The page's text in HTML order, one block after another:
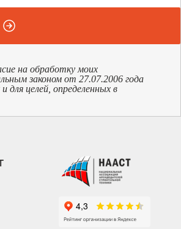
на обработку моих
законом от 27.07.2006 года
для целей, определенных в